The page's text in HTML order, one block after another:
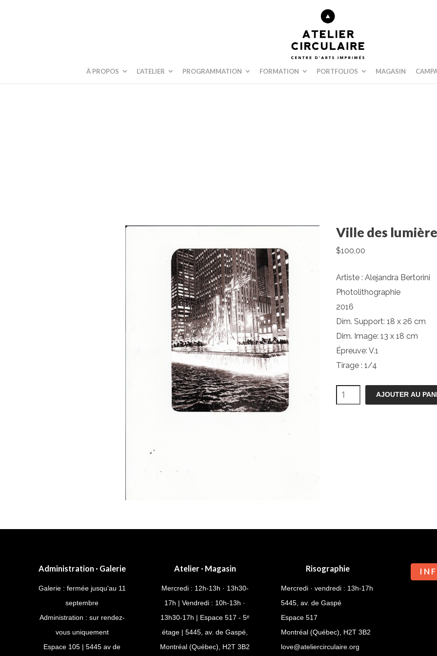
À PROPOS L’ATELIER PROGRAMMATION FORMATION PORTFOLIOS MAGASIN
Ville des
$100,00
Artiste : Alejandra Bertorini
Photolithographie
2016
Dim. Support: 18 x 26 cm
Dim. Image: 13 x 18 cm
Épreuve: V.1
Tirage : 1/4
quantité
de
AJOUTER AU
Administration · Galerie
Galerie : fermée jusqu'au 11
septembre
Administration : sur rendez-
vous uniquement
Espace 105 | 5445 av de
Atelier · Magasin
Mercredi : 12h-13h · 13h30-
17h | Vendredi : 10h-13h ·
13h30-17h | Espace 517 - 5ᵉ
étage | 5445, av. de Gaspé,
Montréal (Québec), H2T 3B2
Risographie
Mercredi · vendredi : 13h-17h
5445, av. de Gaspé
Espace 517
Montréal (Québec), H2T 3B2
love@ateliercirculaire.org
I N